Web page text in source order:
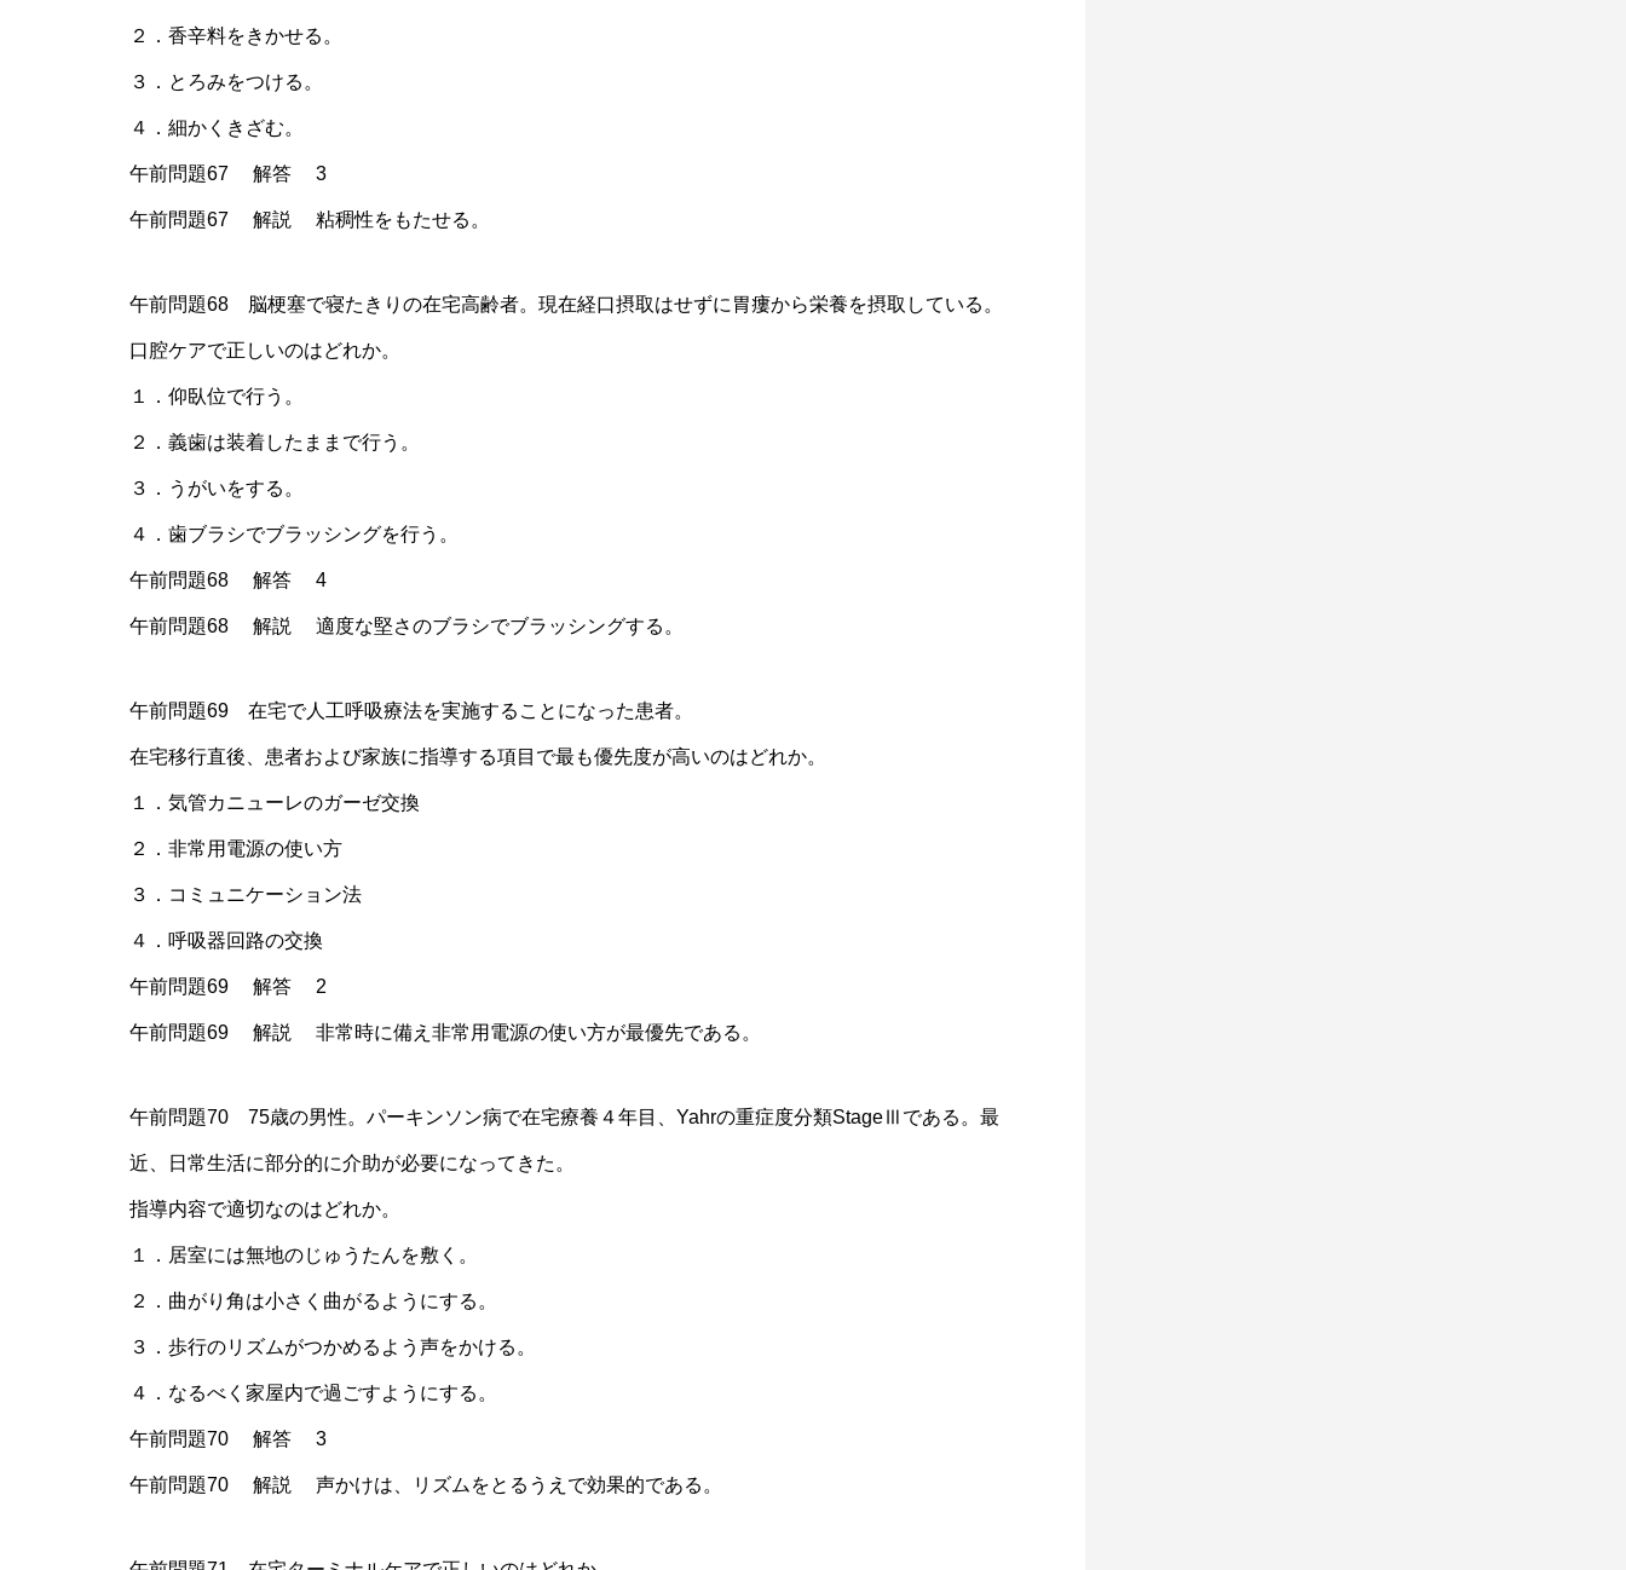
２．香辛料をきかせる。
３．とろみをつける。
４．細かくきざむ。
午前問題67 解答 3
午前問題67 解説 粘稠性をもたせる。
午前問題68 脳梗塞で寝たきりの在宅高齢者。現在経口摂取はせずに胃瘻から栄養を摂取している。
口腔ケアで正しいのはどれか。
１．仰臥位で行う。
２．義歯は装着したままで行う。
３．うがいをする。
４．歯ブラシでブラッシングを行う。
午前問題68 解答 4
午前問題68 解説 適度な堅さのブラシでブラッシングする。
午前問題69 在宅で人工呼吸療法を実施することになった患者。
在宅移行直後、患者および家族に指導する項目で最も優先度が高いのはどれか。
１．気管カニューレのガーゼ交換
２．非常用電源の使い方
３．コミュニケーション法
４．呼吸器回路の交換
午前問題69 解答 2
午前問題69 解説 非常時に備え非常用電源の使い方が最優先である。
午前問題70 75歳の男性。パーキンソン病で在宅療養４年目、Yahrの重症度分類StageⅢである。最
近、日常生活に部分的に介助が必要になってきた。
指導内容で適切なのはどれか。
１．居室には無地のじゅうたんを敷く。
２．曲がり角は小さく曲がるようにする。
３．歩行のリズムがつかめるよう声をかける。
４．なるべく家屋内で過ごすようにする。
午前問題70 解答 3
午前問題70 解説 声かけは、リズムをとるうえで効果的である。